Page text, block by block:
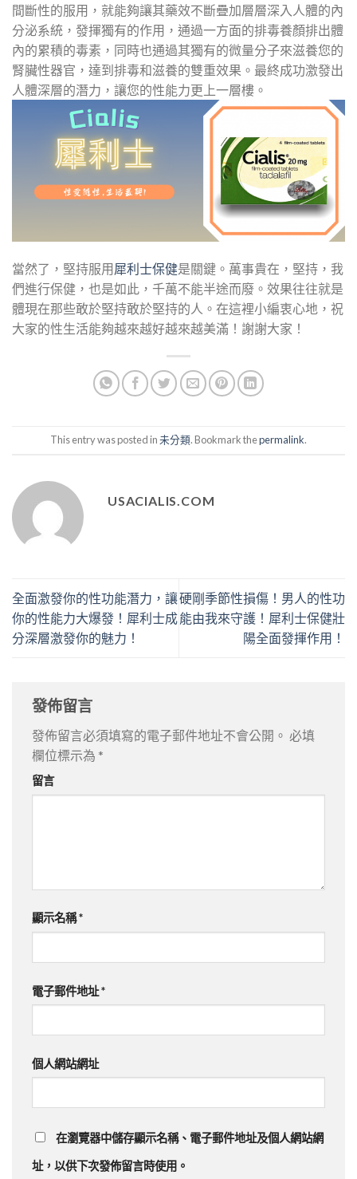
間斷性的服用，就能夠讓其藥效不斷疊加層層深入人體的內
分泌系統，發揮獨有的作用，通過一方面的排毒養顏排出體
內的累積的毒素，同時也通過其獨有的微量分子來滋養您的
腎臟性器官，達到排毒和滋養的雙重效果。最終成功激發出
人體深層的潛力，讓您的性能力更上一層樓。
當然了，堅持服用犀利士保健是關鍵。萬事貴在，堅持，我
們進行保健，也是如此，千萬不能半途而廢。效果往往就是
體現在那些敢於堅持敢於堅持的人。在這裡小編衷心地，祝
大家的性生活能夠越來越好越來越美滿！謝謝大家！
This entry was posted in未分類. Bookmark thepermalink.
USACIALIS.COM
全面激發你的性功能潛力，讓
你的性能力大爆發！犀利士成
分深層激發你的魅力！
硬剛季節性損傷！男人的性功
能由我來守護！犀利士保健壯
陽全面發揮作用！
發佈留言
發佈留言必須填寫的電子郵件地址不會公開。 必填
欄位標示為 *
留言
顯示名稱*
電子郵件地址*
個人網站網址
在瀏覽器中儲存顯示名稱、電子郵件地址及個人網站網
址，以供下次發佈留言時使用。